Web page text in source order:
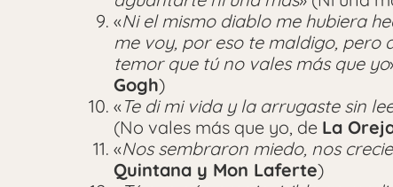
«Ni el mismo diablo me hubiera
me voy, por eso te maldigo, pero
temor que tú no vales más que yo
Gogh)
«Te di mi vida y la arrugaste sin
(No vales más que yo, de La
«Nos sembraron miedo, nos
Quintana y Mon Laferte)